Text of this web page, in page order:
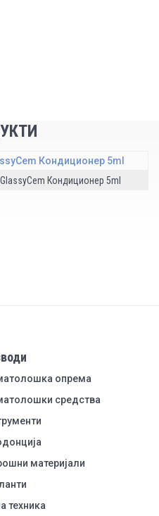
GlassyCem Кондиционер 5ml
опрема
средства
материјали
техника